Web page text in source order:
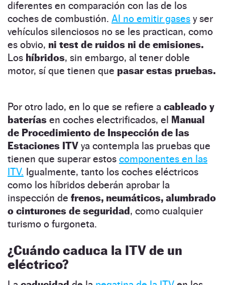
diferentes en comparación con las de los
coches de combustión. Al no emitir gases y ser
vehículos silenciosos no se les practican, como
es obvio, ni test de ruidos ni de emisiones.
Los híbridos, sin embargo, al tener doble
motor, sí que tienen que pasar estas pruebas.
Por otro lado, en lo que se refiere a cableado y
baterías en coches electrificados, el Manual
de Procedimiento de Inspección de las
Estaciones ITV ya contempla las pruebas que
tienen que superar estos componentes en las
ITV. Igualmente, tanto los coches eléctricos
como los híbridos deberán aprobar la
inspección de frenos, neumáticos, alumbrado
o cinturones de seguridad, como cualquier
turismo o furgoneta.
¿Cuándo caduca la ITV de un
eléctrico?